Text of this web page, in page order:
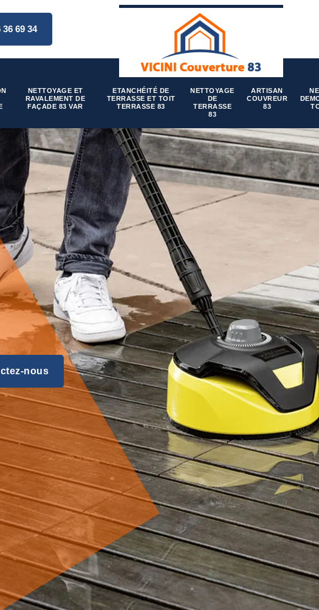
36 69 34
NETTOYAGE ET
RAVALEMENT DE
FAÇADE 83 VAR
ETANCHÉITÉ DE
TERRASSE ET TOIT
TERRASSE 83
NETTOYAGE
DE
TERRASSE
83
ARTISAN
COUVREUR
83
nous